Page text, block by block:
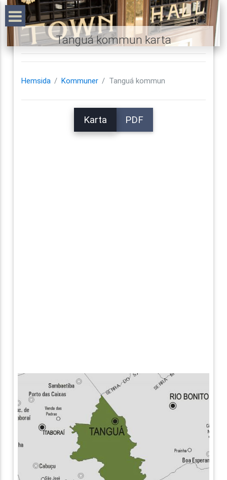
Tanguá kommun karta
Hemsida Kommuner Tanguá kommun
Karta PDF